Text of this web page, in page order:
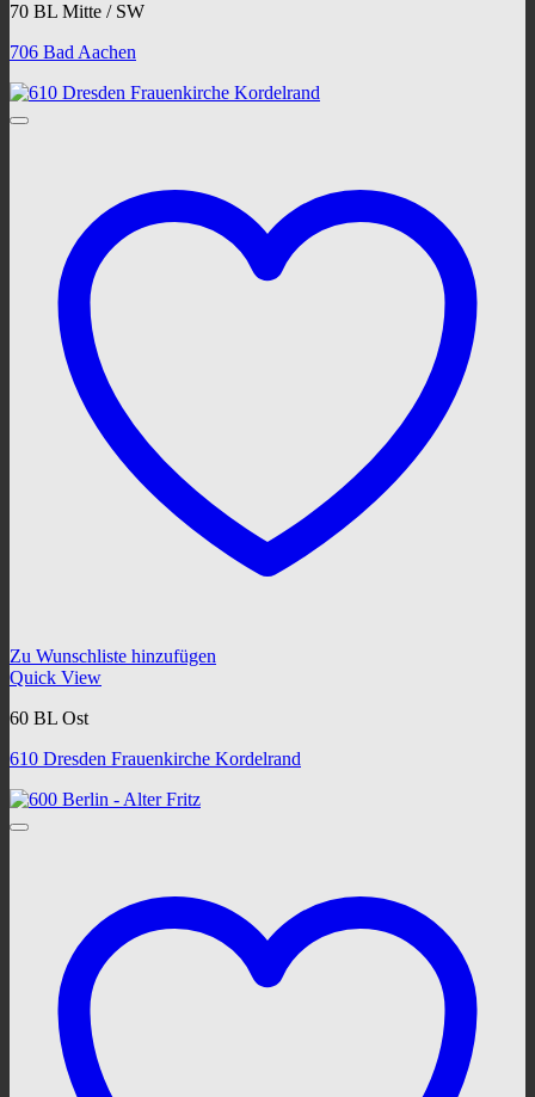
70 BL Mitte / SW
706 Bad Aachen
Zu Wunschliste hinzufügen
Quick View
60 BL Ost
610 Dresden Frauenkirche Kordelrand